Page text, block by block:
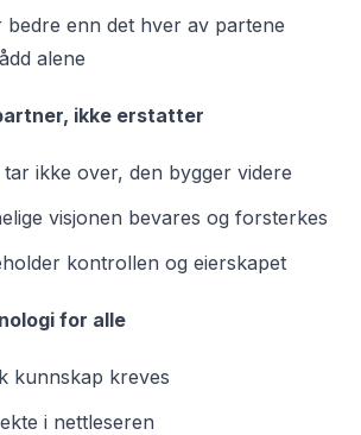
bedre enn det hver av partene
alene
ikke erstatter
ikke over, den bygger videre
visjonen bevares og forsterkes
kontrollen og eierskapet
for alle
kunnskap kreves
i nettleseren